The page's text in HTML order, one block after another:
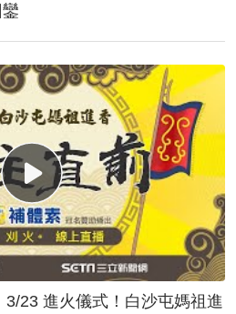
23 進火儀式！白沙屯媽祖進